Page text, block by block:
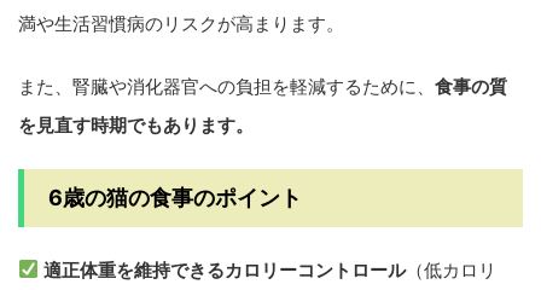
満や生活習慣病のリスクが高まります。
また、腎臓や消化器官への負担を軽減するために、 食事の質
を見直す時期でもあります。
6歳の猫の食事のポイント
適正体重を維持できるカロリーコントロール（低カロリ